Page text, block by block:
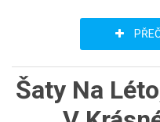
Šaty Na